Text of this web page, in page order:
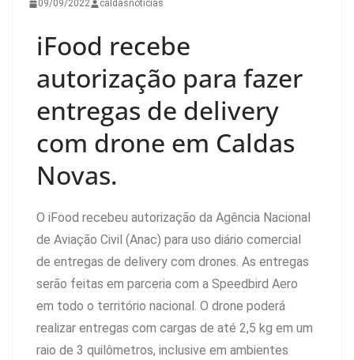
09/09/2022 caldasnoticias
iFood recebe
autorização para fazer
entregas de delivery
com drone em Caldas
Novas.
O iFood recebeu autorização da Agência Nacional
de Aviação Civil (Anac) para uso diário comercial
de entregas de delivery com drones. As entregas
serão feitas em parceria com a Speedbird Aero
em todo o território nacional. O drone poderá
realizar entregas com cargas de até 2,5 kg em um
raio de 3 quilômetros, inclusive em ambientes